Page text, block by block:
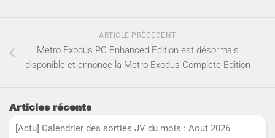
ARTICLE PRÉCÉDENT
Metro Exodus PC Enhanced Edition est désormais
disponible et annonce la Metro Exodus Complete Edition
Articles récents
[Actu] Calendrier des sorties JV du mois : Aout 2026